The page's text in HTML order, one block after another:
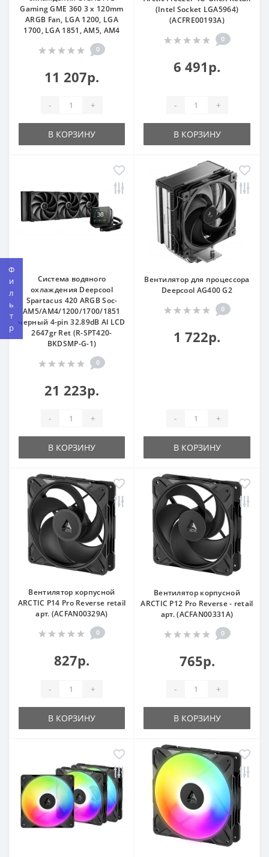
Фильтр
Gaming GME 360 3 x 120mm
ARGB Fan, LGA 1200, LGA
1700, LGA 1851, AM5, AM4
0
11 207р.
- +
В КОРЗИНУ
(Intel Socket LGA5964)
(ACFRE00193A)
0
6 491р.
- +
В КОРЗИНУ
Система водяного
охлаждения Deepcool
Spartacus 420 ARGB Soc-
AM5/AM4/1200/1700/1851
черный 4-pin 32.89dB Al LCD
2647gr Ret (R-SPT420-
BKDSMP-G-1)
0
21 223р.
- +
В КОРЗИНУ
Вентилятор для процессора
Deepcool AG400 G2
0
1 722р.
- +
В КОРЗИНУ
Вентилятор корпусной
ARCTIC P14 Pro Reverse retail
арт. (ACFAN00329A)
0
827р.
- +
В КОРЗИНУ
Вентилятор корпусной
ARCTIC P12 Pro Reverse - retail
арт. (ACFAN00331A)
0
765р.
- +
В КОРЗИНУ